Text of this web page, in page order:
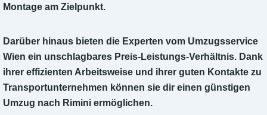
Montage am Zielpunkt.
Darüber hinaus bieten die Experten vom Umzugsservice
Wien ein unschlagbares Preis-Leistungs-Verhältnis. Dank
ihrer effizienten Arbeitsweise und ihrer guten Kontakte zu
Transportunternehmen können sie dir einen günstigen
Umzug nach Rimini ermöglichen.